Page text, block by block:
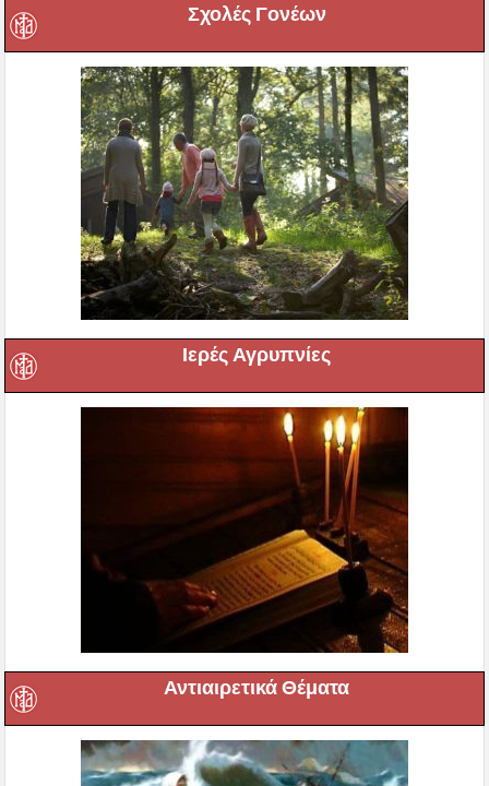
Σχολές Γονέων
Ιερές Αγρυπνίες
Αντιαιρετικά Θέματα